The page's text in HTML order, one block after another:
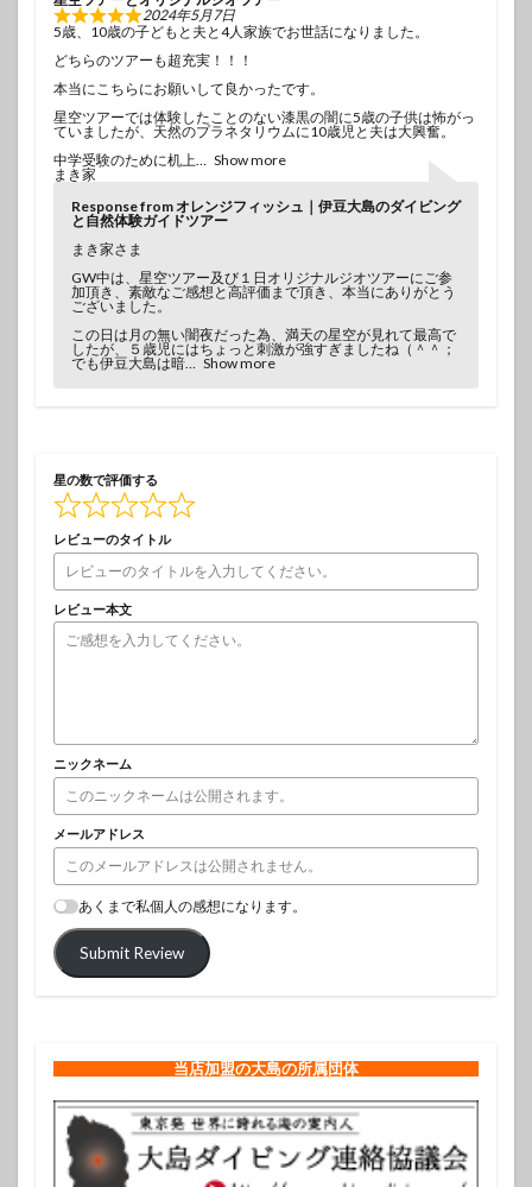
2024年5月7日
5歳、10歳の子どもと夫と4人家族でお世話になりました。
どちらのツアーも超充実！！！
本当にこちらにお願いして良かったです。
星空ツアーでは体験したことのない漆黒の闇に5歳の子供は怖がっ
ていましたが、天然のプラネタリウムに10歳児と夫は大興奮。
中学受験のために机上
Show more
まき家
Response from オレンジフィッシュ｜伊豆大島のダイビング
と自然体験ガイドツアー
まき家さま
GW中は、星空ツアー及び１日オリジナルジオツアーにご参
加頂き、素敵なご感想と高評価まで頂き、本当にありがとう
ございました。
この日は月の無い闇夜だった為、満天の星空が見れて最高で
したが、５歳児にはちょっと刺激が強すぎましたね（＾＾；
でも伊豆大島は暗
Show more
星の数で評価する
レビューのタイトル
レビュー本文
ニックネーム
メールアドレス
あくまで私個人の感想になります。
Submit Review
当店加盟の大島の所属団体